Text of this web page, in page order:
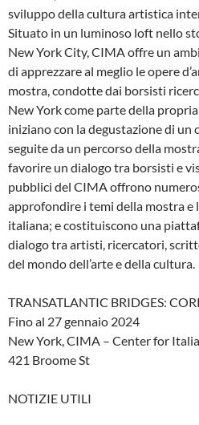
sviluppo della cultura artistica
Situato in un luminoso loft nello
New York City, CIMA offre un
di apprezzare al meglio le opere
mostra, condotte dai borsisti
New York come parte della
iniziano con la degustazione di un
seguite da un percorso della
favorire un dialogo tra borsisti e
pubblici del CIMA offrono
approfondire i temi della mostra e
italiana; e costituiscono una
dialogo tra artisti, ricercatori,
del mondo dell’arte e della cultura.
TRANSATLANTIC BRIDGES:
Fino al 27 gennaio 2024
New York, CIMA – Center for
421 Broome St
NOTIZIE UTILI